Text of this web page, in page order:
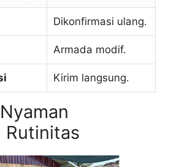
Dikonfirmasi ulang.
Armada modif.
Kirim langsung.
Rutinitas